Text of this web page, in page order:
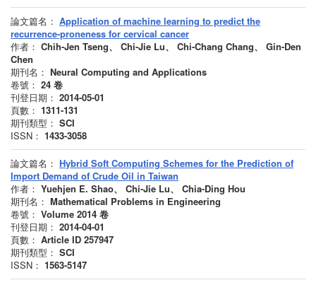
論文篇名： Application of machine learning to predict the
recurrence-proneness for cervical cancer
作者： Chih-Jen Tseng、 Chi-Jie Lu、 Chi-Chang Chang、 Gin-Den
Chen
期刊名： Neural Computing and Applications
卷號： 24 卷
刊登日期： 2014-05-01
頁數： 1311-131
期刊類型： SCI
ISSN： 1433-3058
論文篇名： Hybrid Soft Computing Schemes for the Prediction of
Import Demand of Crude Oil in Taiwan
作者： Yuehjen E. Shao、 Chi-Jie Lu、 Chia-Ding Hou
期刊名： Mathematical Problems in Engineering
卷號： Volume 2014 卷
刊登日期： 2014-04-01
頁數： Article ID 257947
期刊類型： SCI
ISSN： 1563-5147